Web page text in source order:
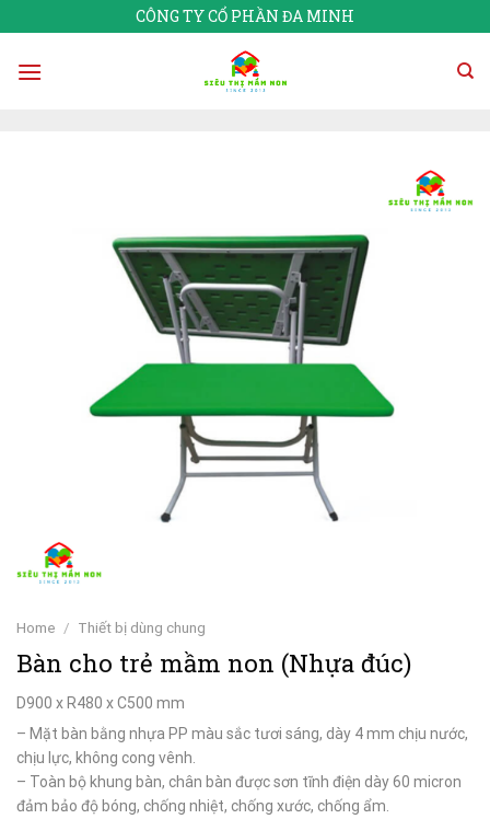
to
content
CÔNG TY CỔ PHẦN ĐA MINH
Home / Thiết bị dùng chung
Bàn cho trẻ mầm non (Nhựa đúc)
D900 x R480 x C500 mm
– Mặt bàn bằng nhựa PP màu sắc tươi sáng, dày 4 mm chịu nước,
chịu lực, không cong vênh.
– Toàn bộ khung bàn, chân bàn được sơn tĩnh điện dày 60 micron
đảm bảo độ bóng, chống nhiệt, chống xước, chống ẩm.